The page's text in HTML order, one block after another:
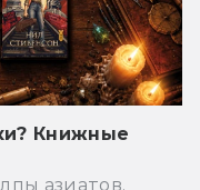
Книжные
азиатов.